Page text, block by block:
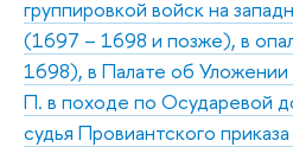
группировкой войск на
(1697 – 1698 и позже), в
1698), в Палате об
П. в походе по Осударевой
судья Провиантского